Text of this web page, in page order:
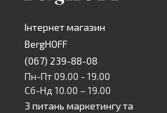
Інтернет магазин
BergHOFF
(067) 239-88-08
Пн-Пт 09.00 - 19.00
Сб-Нд 10.00 – 19.00
З питань маркетингу та